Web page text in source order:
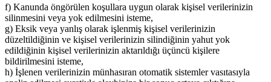
f) Kanunda öngörülen koşullara uygun olarak kişisel verilerinizin
silinmesini veya yok edilmesini isteme,
g) Eksik veya yanlış olarak işlenmiş kişisel verilerinizin
düzeltildiğinin ve kişisel verilerinizin silindiğinin yahut yok
edildiğinin kişisel verilerinizin aktarıldığı üçüncü kişilere
bildirilmesini isteme,
h) İşlenen verilerinizin münhasıran otomatik sistemler vasıtasıyla